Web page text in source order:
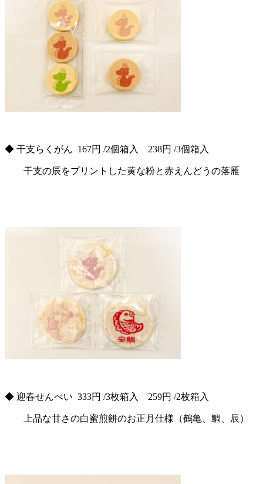
◆ 干支らくがん 167円 /2個箱入 238円 /3個箱入
干支の辰をプリントした黄な粉と赤えんどうの落雁
◆ 迎春せんべい 333円 /3枚箱入 259円 /2枚箱入
上品な甘さの白蜜煎餅のお正月仕様（鶴亀、鯛、辰）